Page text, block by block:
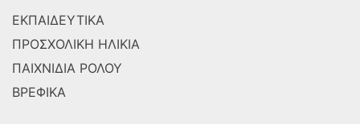
ΕΚΠΑΙΔΕΥΤΙΚΑ
ΠΡΟΣΧΟΛΙΚΗ ΗΛΙΚΙΑ
ΠΑΙΧΝΙΔΙΑ ΡΟΛΟΥ
ΒΡΕΦΙΚΑ